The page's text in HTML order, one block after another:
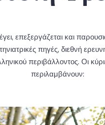
επεξεργάζεται και
πηγές, διεθνή
περιβάλλοντος. Οι
περιλαμβάνουν: